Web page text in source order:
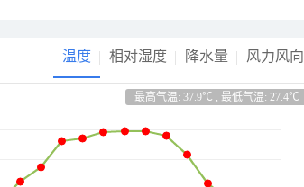
温度 相对湿度 降水量 风力风向
最高气温: 37.9℃ , 最低气温: 27.4℃